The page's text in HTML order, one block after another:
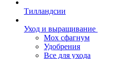
Тилландсии
Уход и выращивание
Мох сфагнум
Удобрения
Все для ухода